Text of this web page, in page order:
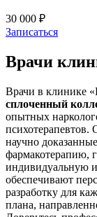
30 000 ₽
Записаться
Врачи
Врачи в клинике
сплоченный
опытных
психотерапевтов.
научно
фармакотерапию,
индивидуальную
обеспечивают
разработку для
плана,